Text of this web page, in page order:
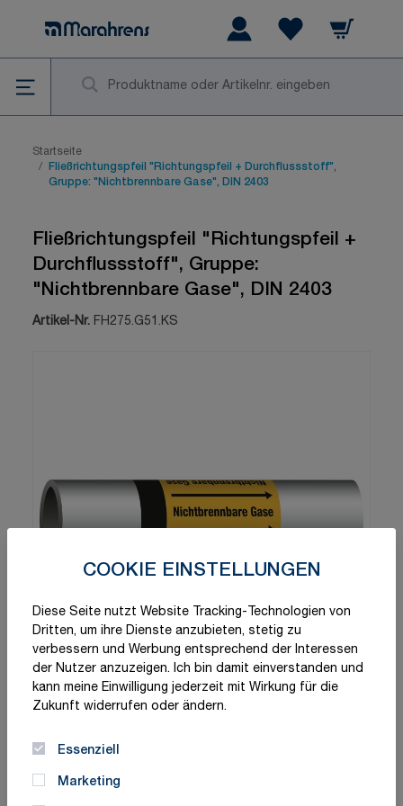
COOKIE EINSTELLUNGEN
Diese Seite nutzt Website Tracking-Technologien von
Dritten, um ihre Dienste anzubieten, stetig zu
verbessern und Werbung entsprechend der Interessen
der Nutzer anzuzeigen. Ich bin damit einverstanden und
kann meine Einwilligung jederzeit mit Wirkung für die
Zukunft widerrufen oder ändern.
Essenziell
Marketing
Warenkorb
Startseite
/
Fließrichtungspfeil "Richtungspfeil + Durchflussstoff",
Gruppe: "Nichtbrennbare Gase", DIN 2403
Fließrichtungspfeil "Richtungspfeil +
Durchflussstoff", Gruppe:
"Nichtbrennbare Gase", DIN 2403
Artikel-Nr. FH275.G51.KS